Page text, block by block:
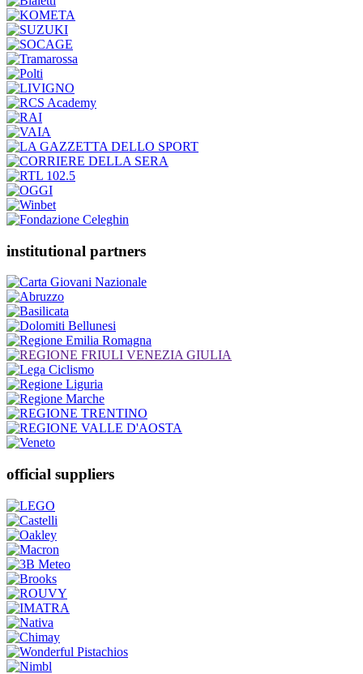
institutional partners
official suppliers